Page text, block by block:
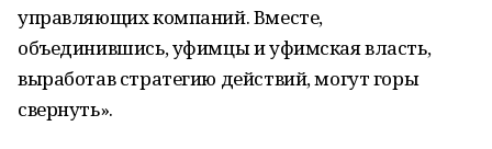
управляющих компаний. Вместе,
объединившись, уфимцы и уфимская власть,
выработав стратегию действий, могут горы
свернуть».